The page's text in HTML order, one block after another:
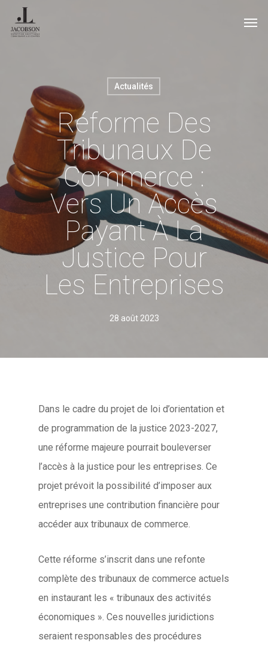
Actualités
Réforme Des
Tribunaux De
Commerce :
Vers Un Accès
Payant À La
Justice Pour
Les Entreprises
28 août 2023
Dans le cadre du projet de loi d’orientation et
de programmation de la justice 2023-2027,
une réforme majeure pourrait bouleverser
l’accès à la justice pour les entreprises. Ce
projet prévoit la possibilité d’imposer aux
entreprises une contribution financière pour
accéder aux tribunaux de commerce.
Cette réforme s’inscrit dans une refonte
complète des tribunaux de commerce actuels
en instaurant les « tribunaux des activités
économiques ». Ces nouvelles juridictions
seraient responsables des procédures